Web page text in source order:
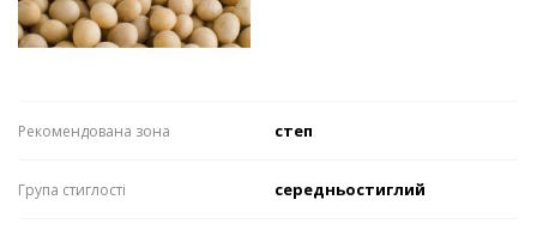
Рекомендована зона степ
Група стиглості середньостиглий